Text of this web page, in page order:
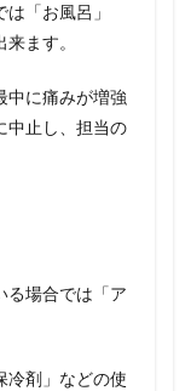
「お風呂」
ます。
中に痛みが増強
中止し、担当の
る場合では「ア
冷剤」などの使